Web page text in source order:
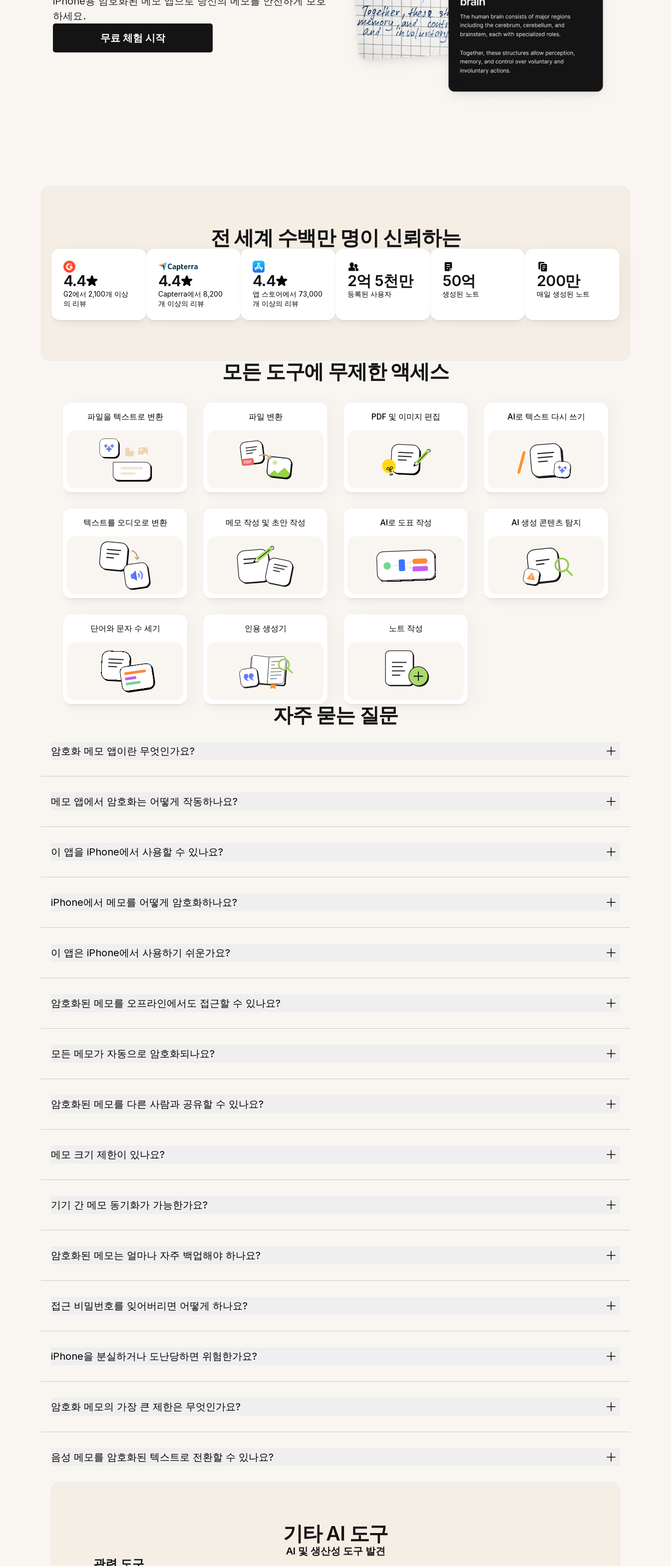
하세요.
무료 체험 시작
전 세계 수백만 명이 신뢰하는
4.4
G2에서 2,100개 이상
의 리뷰
4.4
Capterra에서 8,200
개 이상의 리뷰
4.4
앱 스토어에서 73,000
개 이상의 리뷰
2억 5천만
등록된 사용자
50억
생성된 노트
200만
매일 생성된 노트
모든 도구에 무제한 액세스
파일을 텍스트로 변환 파일 변환 PDF 및 이미지 편집 AI로 텍스트 다시 쓰기
텍스트를 오디오로 변환 메모 작성 및 초안 작성 AI로 도표 작성 AI 생성 콘텐츠 탐지
단어와 문자 수 세기 인용 생성기 노트 작성
자주 묻는 질문
암호화 메모 앱이란 무엇인가요?
메모 앱에서 암호화는 어떻게 작동하나요?
이 앱을 iPhone에서 사용할 수 있나요?
iPhone에서 메모를 어떻게 암호화하나요?
이 앱은 iPhone에서 사용하기 쉬운가요?
암호화된 메모를 오프라인에서도 접근할 수 있나요?
모든 메모가 자동으로 암호화되나요?
암호화된 메모를 다른 사람과 공유할 수 있나요?
메모 크기 제한이 있나요?
기기 간 메모 동기화가 가능한가요?
암호화된 메모는 얼마나 자주 백업해야 하나요?
접근 비밀번호를 잊어버리면 어떻게 하나요?
iPhone을 분실하거나 도난당하면 위험한가요?
암호화 메모의 가장 큰 제한은 무엇인가요?
음성 메모를 암호화된 텍스트로 전환할 수 있나요?
기타 AI 도구
AI 및 생산성 도구 발견